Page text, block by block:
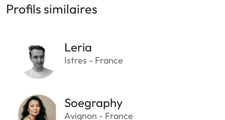
Profils similaires
Leria
Istres - France
Soegraphy
Avignon - France